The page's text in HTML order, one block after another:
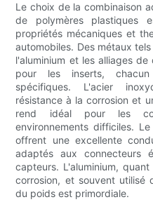
Le choix de la combinaison
de polymères plastiques
propriétés mécaniques et
automobiles. Des métaux
l'aluminium et les alliages
pour les inserts,
spécifiques. L'acier
résistance à la corrosion et
rend idéal pour les
environnements difficiles.
offrent une excellente
adaptés aux connecteurs
capteurs. L'aluminium,
corrosion, et souvent utilisé
du poids est primordiale.